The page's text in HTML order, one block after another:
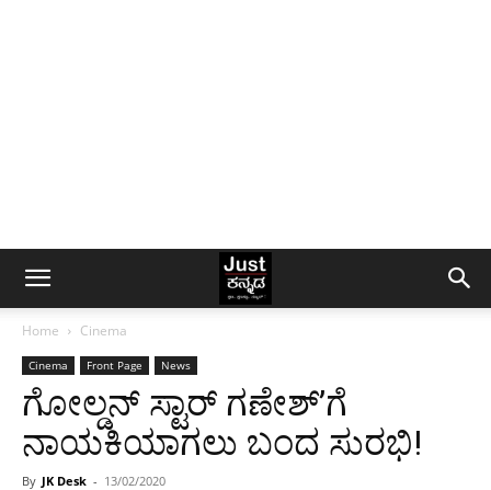
Home Cinema
Cinema Front Page News
ಗೋಲ್ಡನ್ ಸ್ಟಾರ್ ಗಣೇಶ್’ಗೆ
ನಾಯಕಿಯಾಗಲು ಬಂದ ಸುರಭಿ!
By JK Desk - 13/02/2020